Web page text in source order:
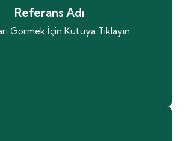
dolor sit amet consectetur
adipiscing elit dolor
Referans Adı
Görmek İçin Kutuya Tıklayın